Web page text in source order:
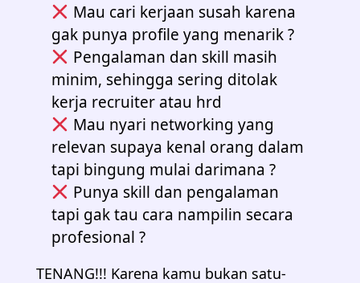
Mau cari kerjaan susah karena
gak punya profile yang menarik ?
Pengalaman dan skill masih
minim, sehingga sering ditolak
kerja recruiter atau hrd
Mau nyari networking yang
relevan supaya kenal orang dalam
tapi bingung mulai darimana ?
Punya skill dan pengalaman
tapi gak tau cara nampilin secara
profesional ?
TENANG!!! Karena kamu bukan satu-